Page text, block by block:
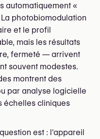
automatiquement «
photobiomodulation
et le profil
mais les résultats
fermeté — arrivent
souvent modestes.
montrent des
par analyse logicielle
échelles cliniques
est : l'appareil